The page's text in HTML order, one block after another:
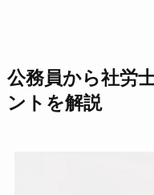
公務員から社労
ントを解説